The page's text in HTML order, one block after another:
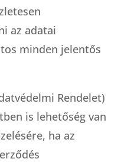
az adatai
minden jelentős
Rendelet)
is lehetőség van
ha az